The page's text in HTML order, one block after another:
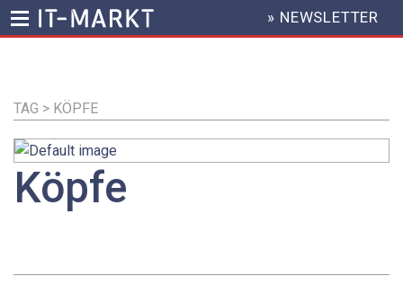
Inhalt
HEADER
MENU
» NEWSLETTER
TAG > KÖPFE
Köpfe